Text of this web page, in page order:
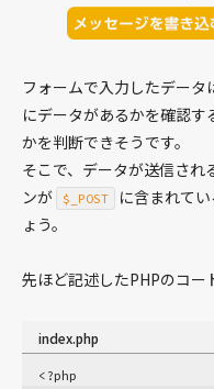
フォームで入力したデータ
にデータがあるかを確認
かを判断できそうです。
そこで、データが送信され
ンが $_POST
に含まれて
ょう。
先ほど記述したPHPのコー
index.php
<?php